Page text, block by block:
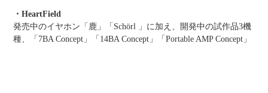
・HeartField
発売中のイヤホン「鹿」「Schörl 」に加え、開発中の試作品3機
種、「7BA Concept」「14BA Concept」「Portable AMP Concept」